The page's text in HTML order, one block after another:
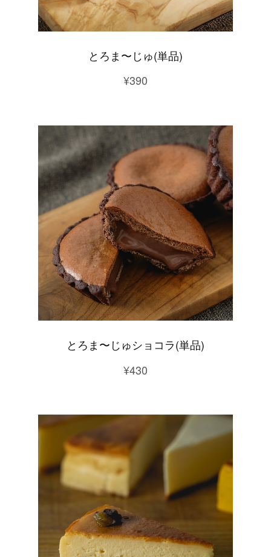
とろま〜じゅ(単品)
¥390
とろま〜じゅショコラ(単品)
¥430